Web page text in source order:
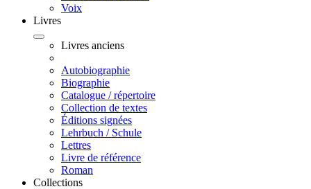
Voix
Livres
Livres anciens
Autobiographie
Biographie
Catalogue / répertoire
Collection de textes
Éditions signées
Lehrbuch / Schule
Lettres
Livre de référence
Roman
Collections